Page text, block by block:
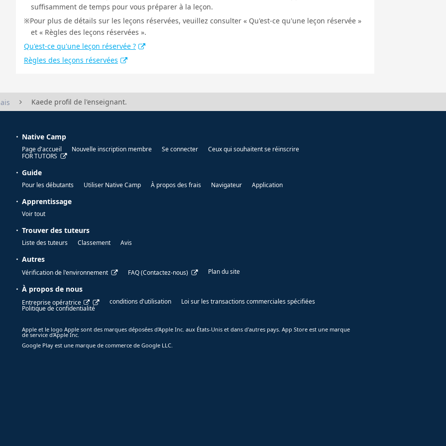
suffisamment de temps pour vous préparer à la leçon.
Pour plus de détails sur les leçons réservées, veuillez consulter « Qu'est-ce qu'une leçon réservée »
et « Règles des leçons réservées ».
Qu'est-ce qu'une leçon réservée ?
Règles des leçons réservées
Kaede profil de l'enseignant.
Native Camp
Page d'accueil Nouvelle inscription membre Se connecter
Ceux qui souhaitent se réinscrire
FOR TUTORS
Guide
Pour les débutants Utiliser Native Camp À propos des frais Navigateur Application
Apprentissage
Voir tout
Trouver des tuteurs
Liste des tuteurs Classement Avis
Autres
Vérification de l'environnement FAQ (Contactez-nous) Plan du site
À propos de nous
Entreprise opératrice conditions d'utilisation
Loi sur les transactions commerciales spécifiées
Politique de confidentialité
Apple et le logo Apple sont des marques déposées d'Apple Inc. aux États-Unis et dans d'autres pays. App Store est une marque
de service d'Apple Inc.
Google Play est une marque de commerce de Google LLC.